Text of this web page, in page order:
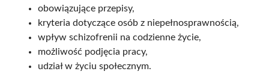
obowiązujące przepisy,
kryteria dotyczące osób z niepełnosprawnością,
wpływ schizofrenii na codzienne życie,
możliwość podjęcia pracy,
udział w życiu społecznym.